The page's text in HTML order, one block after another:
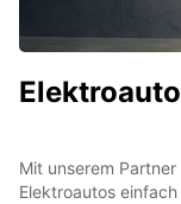
Mit unserem
Elektroautos